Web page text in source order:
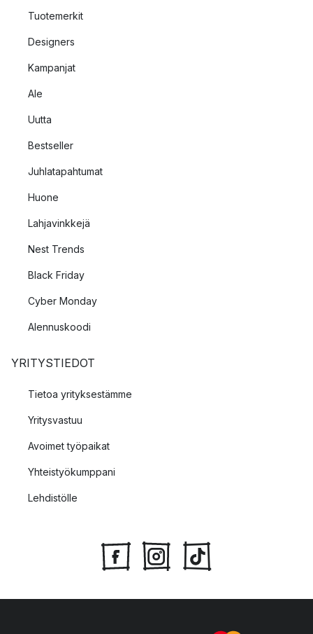
Tuotemerkit
Designers
Kampanjat
Ale
Uutta
Bestseller
Juhlatapahtumat
Huone
Lahjavinkkejä
Nest Trends
Black Friday
Cyber Monday
Alennuskoodi
YRITYSTIEDOT
Tietoa yrityksestämme
Yritysvastuu
Avoimet työpaikat
Yhteistyökumppani
Lehdistölle